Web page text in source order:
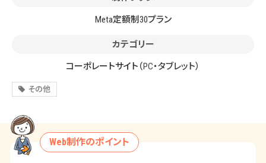
Meta定額制30プラン
カテゴリー
コーポレートサイト （PC・タブレット）
その他
Web制作のポイント